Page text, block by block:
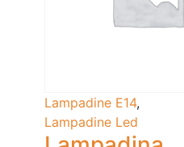
Lampadine E14,
Lampadine Led